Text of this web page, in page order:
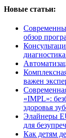
Новые статьи:
обзор
важен
«IMPL»:
здоровья
Элайнеры
для
Как детям